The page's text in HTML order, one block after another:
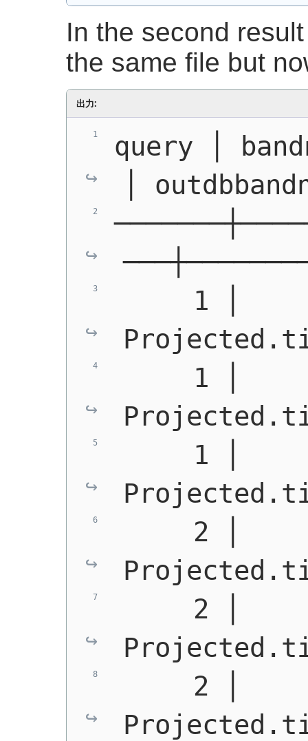
In the second
the same file but
出力:
query │
│
1 │
1 │
1 │
2 │
2 │
2 │